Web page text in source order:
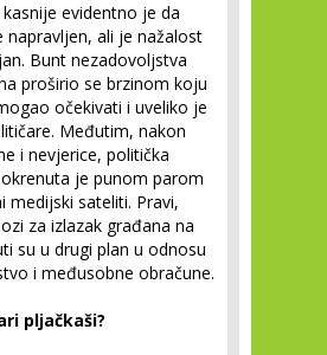
evidentno je da
napravljen, ali je nažalost
Bunt nezadovoljstva
proširio se brzinom koju
očekivati i uveliko je
Međutim, nakon
i nevjerice, politička
je punom parom
medijski sateliti. Pravi,
za izlazak građana na
su u drugi plan u odnosu
i međusobne obračune.
pljačkaši?